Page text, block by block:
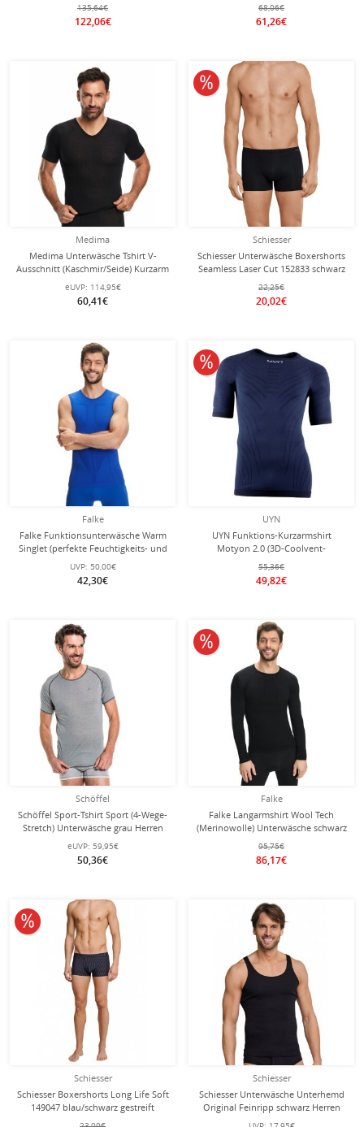
135,64€
122,06€
68,06€
61,26€
Medima
Medima Unterwäsche Tshirt V-
Ausschnitt (Kaschmir/Seide) Kurzarm
schwarz Herren (Gr. XL-XXL)
eUVP: 114,95€
60,41€
Schiesser
Schiesser Unterwäsche Boxershorts
Seamless Laser Cut 152833 schwarz
Herren - 1 Stück
22,25€
20,02€
10% reduziert
Falke
Falke Funktionsunterwäsche Warm
Singlet (perfekte Feuchtigkeits- und
Temperaturregulierung) blau Herren
UVP: 50,00€
42,30€
UYN
UYN Funktions-Kurzarmshirt
Motyon 2.0 (3D-Coolvent-
Technologie) enanliegend
Unterwäsche blau Herren
55,36€
49,82€
10% reduziert
Schöffel
Schöffel Sport-Tshirt Sport (4-Wege-
Stretch) Unterwäsche grau Herren
eUVP: 59,95€
50,36€
Falke
Falke Langarmshirt Wool Tech
(Merinowolle) Unterwäsche schwarz
Herren
95,75€
86,17€
10% reduziert
Schiesser
Schiesser Boxershorts Long Life Soft
149047 blau/schwarz gestreift
Herren - 1 Stück
10% reduziert
Schiesser
Schiesser Unterwäsche Unterhemd
Original Feinripp schwarz Herren